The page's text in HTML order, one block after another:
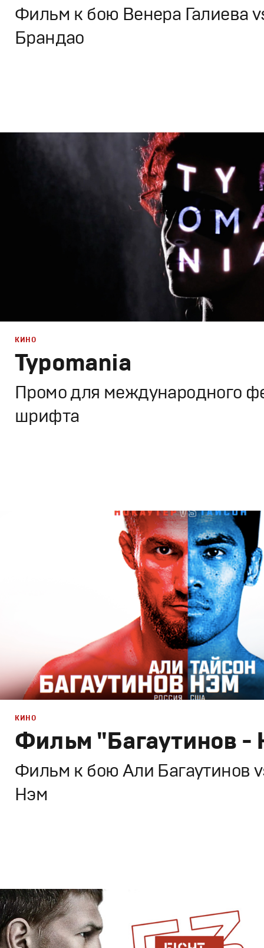
Фильм к бою Венера Галиева
Брандао
Брендинг
Промо,Cпортивное
Typomania
Промо для международного
шрифта
Документальное
КИНО
Фильм "Багаутинов -
Фильм к бою Али Багаутинов
Нэм
Брендинг,ТВ-Шоу,Кино
Спортивный брендинг Промо,Cпортивное
КИНО